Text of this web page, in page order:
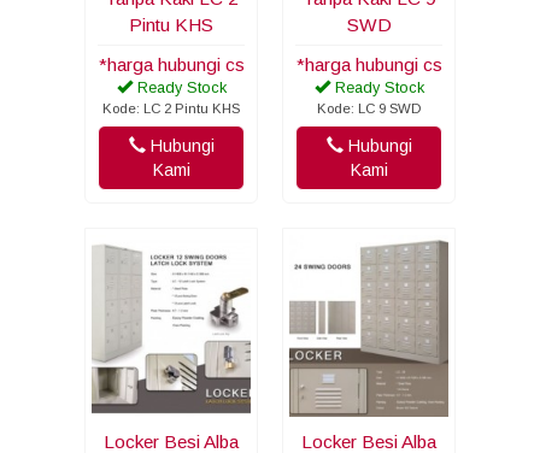
Pintu KHS
*harga hubungi cs
Ready Stock
Kode: LC 2 Pintu KHS
Hubungi
Kami
SWD
*harga hubungi cs
Ready Stock
Kode: LC 9 SWD
Hubungi
Kami
Locker Besi Alba
Locker Besi Alba